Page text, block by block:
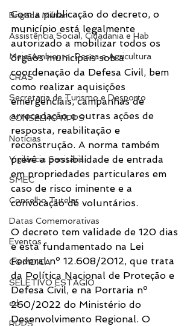
Brigada Militar
Assistência Social, Cidadania e Hab
Meio Ambiente, Pesca e Agricultura
CRAS
Secretaria de Turismo e Desporto
CONSELHO RPPS
Notícias
Vigilância Sanitária
SMEC
Conselho Tutelar
Datas Comemorativas
Eventos
COMDICA
SELETIVO ESTÁGIO
ed
RPPS
Com a publicação do decreto, o
município está legalmente
autorizado a mobilizar todos os
órgãos municipais sob a
coordenação da Defesa Civil, bem
como realizar aquisições
emergenciais, campanhas de
arrecadação e outras ações de
resposta, reabilitação e
reconstrução. A norma também
prevê a possibilidade de entrada
em propriedades particulares em
caso de risco iminente e a
convocação de voluntários.
O decreto tem validade de 120 dias
e está fundamentado na Lei
Federal nº 12.608/2012, que trata
da Política Nacional de Proteção e
Defesa Civil, e na Portaria nº
260/2022 do Ministério do
Desenvolvimento Regional. O